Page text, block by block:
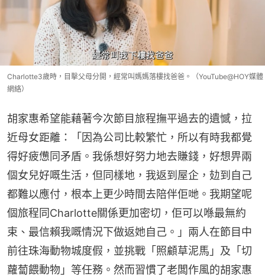
Charlotte3歲時，目擊父母分開，經常叫媽媽落樓找爸爸。（YouTube@HOY媒體
網絡）
胡家惠希望能藉著今次節目旅程撫平過去的遺憾，拉
近母女距離：「因為公司比較繁忙，所以有時我都覺
得好疲憊同矛盾。我係想好努力地去賺錢，好想畀兩
個女兒好嘅生活，但同樣地，我返到屋企，攰到自己
都難以應付，根本上更少時間去陪伴佢哋。我期望呢
個旅程同Charlotte關係更加密切，佢可以喺最無約
束、最信賴我嘅情況下做返她自己。」兩人在節目中
前往珠海動物城度假，並挑戰「照顧草泥馬」及「切
蘿蔔餵動物」等任務。然而習慣了老闆作風的胡家惠